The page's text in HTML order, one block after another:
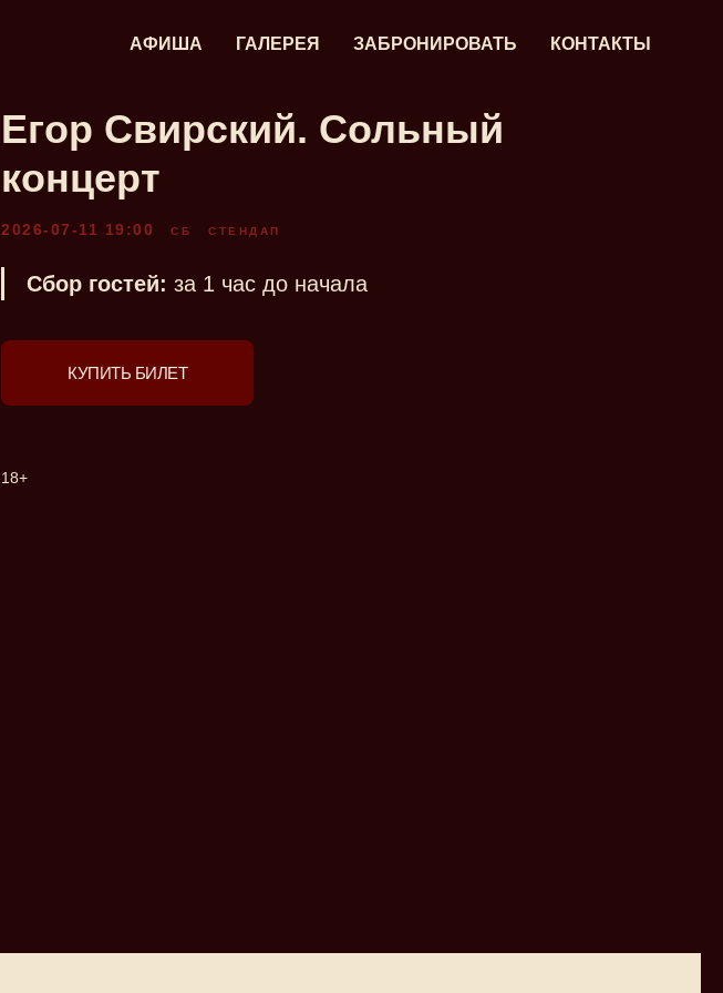
АФИША ГАЛЕРЕЯ ЗАБРОНИРОВАТЬ КОНТАКТЫ
Егор Свирский. Сольный
концерт
2026-07-11 19:00 СБ СТЕНДАП
Сбор гостей: за 1 час до начала
КУПИТЬ БИЛЕТ
18+